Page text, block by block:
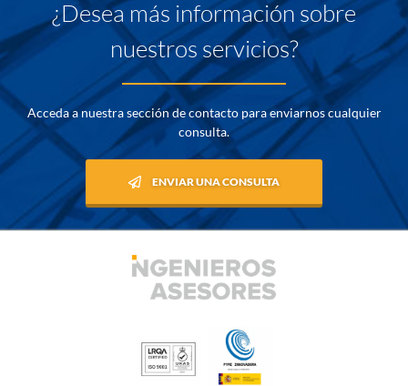
¿Desea más información sobre
nuestros servicios?
Acceda a nuestra sección de contacto para enviarnos cualquier
consulta.
ENVIAR UNA CONSULTA